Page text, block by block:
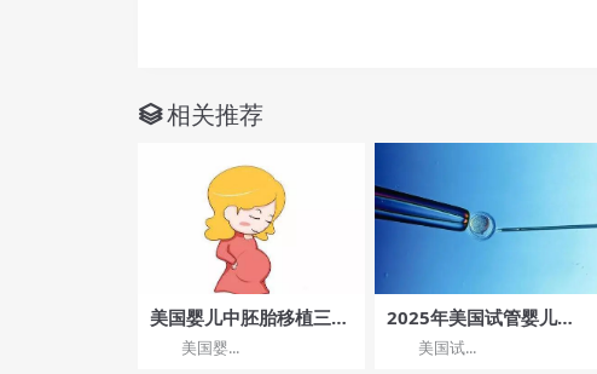
相关推荐
美国婴儿中胚胎移植三要
美国婴...
2025年美国试管婴儿流
程是什么样的,核心步骤
速览
美国试...